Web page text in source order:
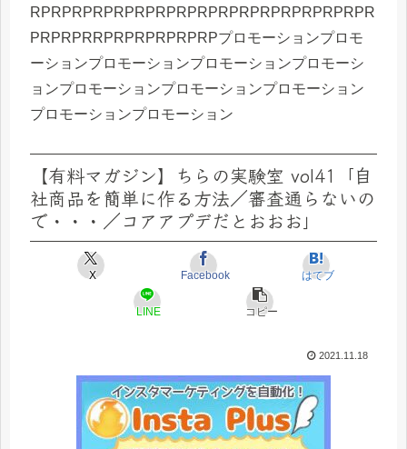
RPRPRPRPRPRPRPRPRPRPRPRPRPRPRPRPR
PRPRPRRPRPRPRPRPRPプロモーションプロモ
ーションプロモーションプロモーションプロモーシ
ョンプロモーションプロモーションプロモーション
プロモーションプロモーション
【有料マガジン】ちらの実験室 vol41「自
社商品を簡単に作る方法／審査通らないの
で・・・／コアアプデだとおおお」
X Facebook はてブ
LINE コピー
2021.11.18